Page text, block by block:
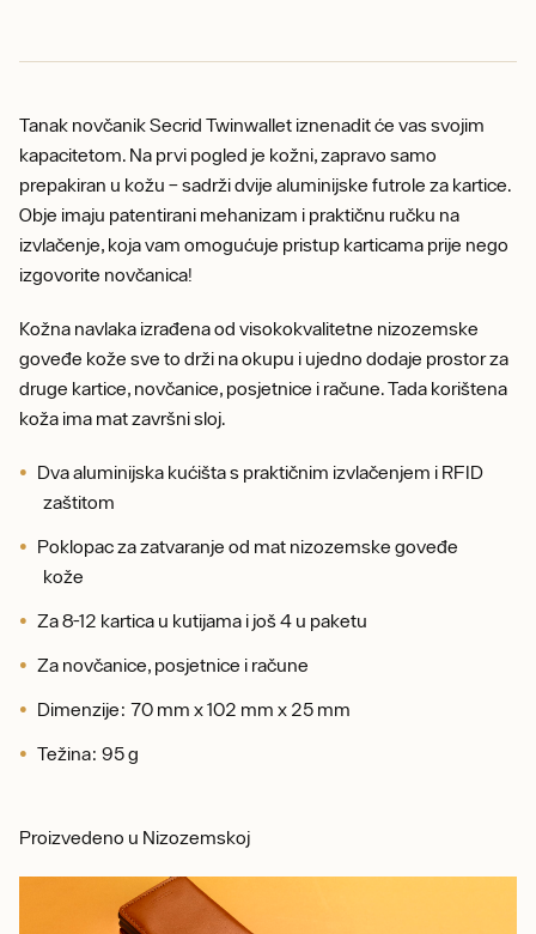
Tanak novčanik Secrid Twinwallet iznenadit će vas svojim
kapacitetom. Na prvi pogled je kožni, zapravo samo
prepakiran u kožu – sadrži dvije aluminijske futrole za kartice.
Obje imaju patentirani mehanizam i praktičnu ručku na
izvlačenje, koja vam omogućuje pristup karticama prije nego
izgovorite novčanica!
Kožna navlaka izrađena od visokokvalitetne nizozemske
goveđe kože sve to drži na okupu i ujedno dodaje prostor za
druge kartice, novčanice, posjetnice i račune. Tada korištena
koža ima mat završni sloj.
Dva aluminijska kućišta s praktičnim izvlačenjem i RFID
zaštitom
Poklopac za zatvaranje od mat nizozemske goveđe
kože
Za 8-12 kartica u kutijama i još 4 u paketu
Za novčanice, posjetnice i račune
Dimenzije: 70 mm x 102 mm x 25 mm
Težina: 95 g
Proizvedeno u Nizozemskoj